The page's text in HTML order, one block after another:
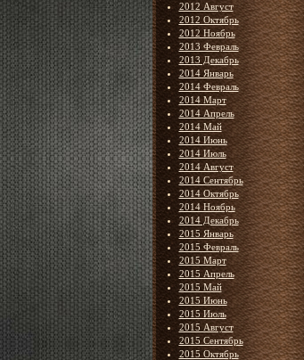
2012 Август
2012 Октябрь
2012 Ноябрь
2013 Февраль
2013 Декабрь
2014 Январь
2014 Февраль
2014 Март
2014 Апрель
2014 Май
2014 Июнь
2014 Июль
2014 Август
2014 Сентябрь
2014 Октябрь
2014 Ноябрь
2014 Декабрь
2015 Январь
2015 Февраль
2015 Март
2015 Апрель
2015 Май
2015 Июнь
2015 Июль
2015 Август
2015 Сентябрь
2015 Октябрь